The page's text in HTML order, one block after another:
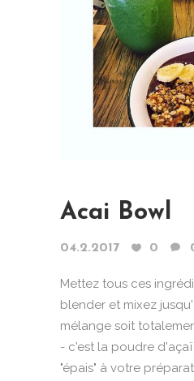
Acai Bowl
04.2.2017 0
Mettez tous ces
blender et mixez
mélange soit
- c'est la poudre
"épais" à votre